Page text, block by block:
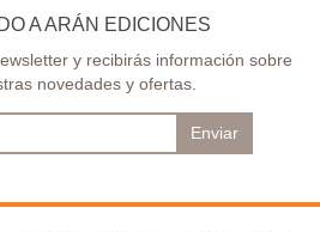
A ARÁN EDICIONES
y recibirás información sobre
novedades y ofertas.
Enviar